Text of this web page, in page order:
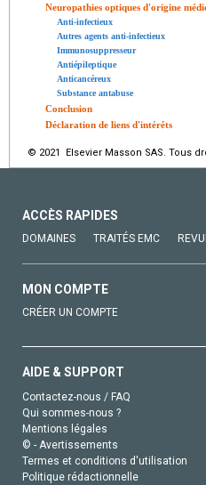
Neuropathies optiques d'origine
Anti-infectieux
Autres agents anti-infectieux
Immunosuppresseur
Antiépileptique
Anticancéreux
Substance antabuse
Conclusion
Déclaration de liens d'intérêts
© 2021 Elsevier Masson SAS. Tous
ACCÈS RAPIDES
DOMAINES TRAITÉS EMC
MON COMPTE
CRÉER UN COMPTE
AIDE & SUPPORT
Contactez-nous / FAQ
Qui sommes-nous ?
Mentions légales
© - Avertissements
Termes et conditions d'utilisation
Politique rédactionnelle